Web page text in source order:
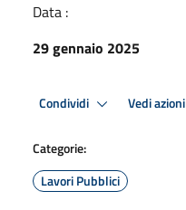
Data :
29 gennaio 2025
Condividi Vedi azioni
Categorie:
Lavori Pubblici